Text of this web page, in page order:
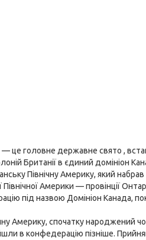
це головне державне свято ,
Британії в єдиний домініон
Північну Америку, який набрав
Північної Америки — провінції
під назвою Домініон Канада,
Америку, спочатку народжений
в конфедерацію пізніше.